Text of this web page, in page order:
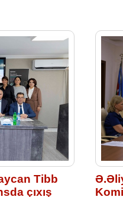
Tibb
çıxış